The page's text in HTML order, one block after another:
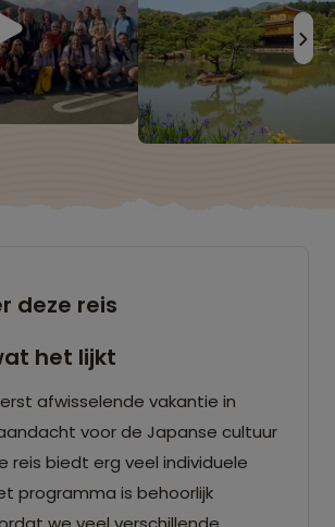
deze reis
het lijkt
afwisselende vakantie in
voor de Japanse cultuur
reis biedt erg veel individuele
programma is behoorlijk